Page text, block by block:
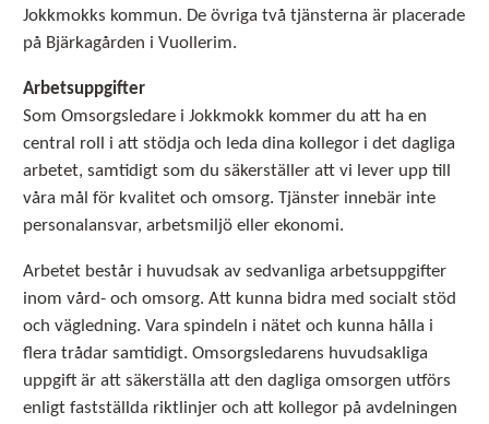
Jokkmokks kommun. De övriga två tjänsterna är placerade
på Bjärkagården i Vuollerim.
Arbetsuppgifter
Som Omsorgsledare i Jokkmokk kommer du att ha en
central roll i att stödja och leda dina kollegor i det dagliga
arbetet, samtidigt som du säkerställer att vi lever upp till
våra mål för kvalitet och omsorg. Tjänster innebär inte
personalansvar, arbetsmiljö eller ekonomi.
Arbetet består i huvudsak av sedvanliga arbetsuppgifter
inom vård- och omsorg. Att kunna bidra med socialt stöd
och vägledning. Vara spindeln i nätet och kunna hålla i
flera trådar samtidigt. Omsorgsledarens huvudsakliga
uppgift är att säkerställa att den dagliga omsorgen utförs
enligt fastställda riktlinjer och att kollegor på avdelningen